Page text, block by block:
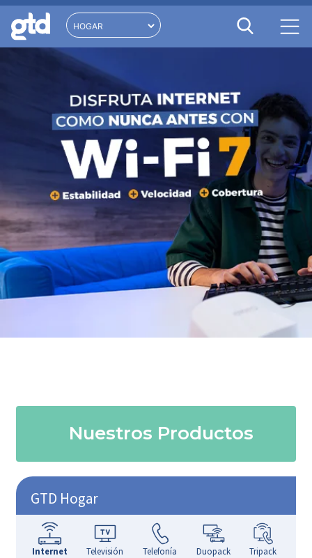
Nuestros Productos
GTD Hogar
Internet Televisión Telefonía Duopack Tripack